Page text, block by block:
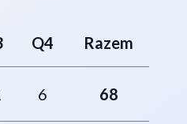
Q4 Razem
6 68